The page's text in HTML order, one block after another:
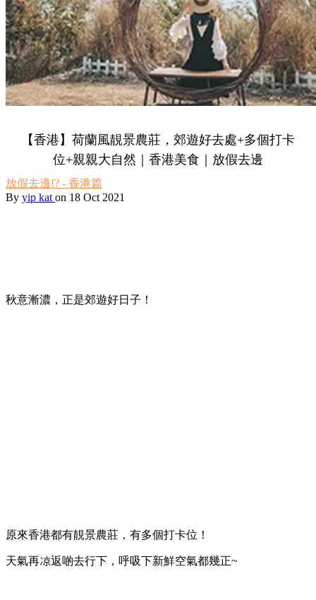
【香港】荷蘭風靚景農莊，郊遊好去處+多個打卡
位+親親大自然｜香港美食｜放假去邊
放假去邊!? - 香港篇
By yip kat on 18 Oct 2021
秋意漸濃，正是郊遊好日子！
原來香港都有靚景農莊，有多個打卡位！
天氣再凉返啲去行下，呼吸下新鮮空氣都幾正~